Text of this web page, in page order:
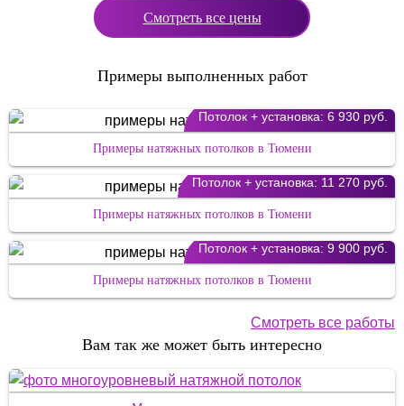
Смотреть все цены
Примеры выполненных работ
Потолок + установка: 6 930 руб.
Примеры натяжных потолков в Тюмени
Потолок + установка: 11 270 руб.
Примеры натяжных потолков в Тюмени
Потолок + установка: 9 900 руб.
Примеры натяжных потолков в Тюмени
Смотреть все работы
Вам так же может быть интересно